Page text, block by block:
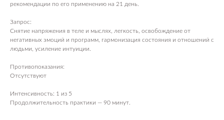
рекомендации по его применению на 21 день.
Запрос:
Снятие напряжения в теле и мыслях, легкость, освобождение от
негативных эмоций и программ, гармонизация состояния и отношений с
людьми, усиление интуиции.
Противопоказания:
Отсутствуют
Интенсивность: 1 из 5
Продолжительность практики — 90 минут.